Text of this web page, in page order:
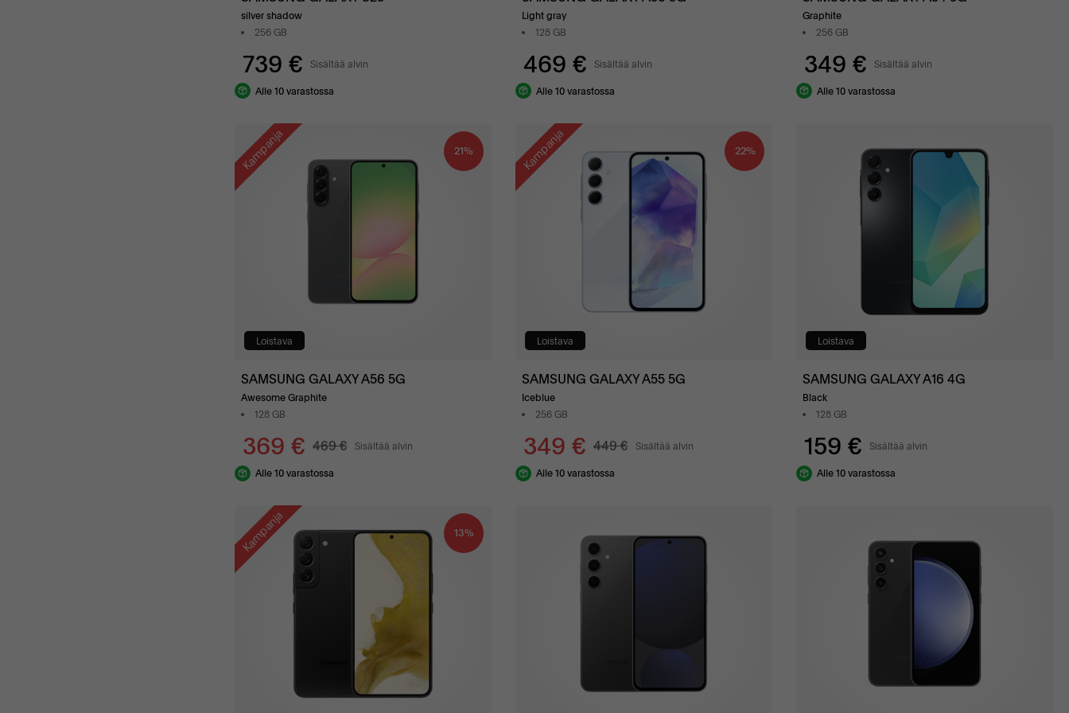
silver shadow
256 GB
739 € Sisältää alvin
Alle 10 varastossa
Light gray
128 GB
469 € Sisältää alvin
Alle 10 varastossa
Graphite
256 GB
349 € Sisältää alvin
Alle 10 varastossa
Kampanja 21%
Loistava
SAMSUNG GALAXY A56 5G
Awesome Graphite
128 GB
369 € 469 € Sisältää alvin
Alle 10 varastossa
Kampanja 22%
Loistava
SAMSUNG GALAXY A55 5G
Iceblue
256 GB
349 € 449 € Sisältää alvin
Alle 10 varastossa
Loistava
SAMSUNG GALAXY A16 4G
Black
128 GB
159 € Sisältää alvin
Alle 10 varastossa
Kampanja 13%